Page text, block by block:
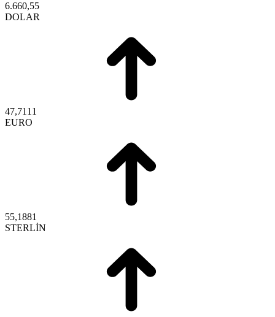
6.660,55
DOLAR
47,7111
EURO
55,1881
STERLİN